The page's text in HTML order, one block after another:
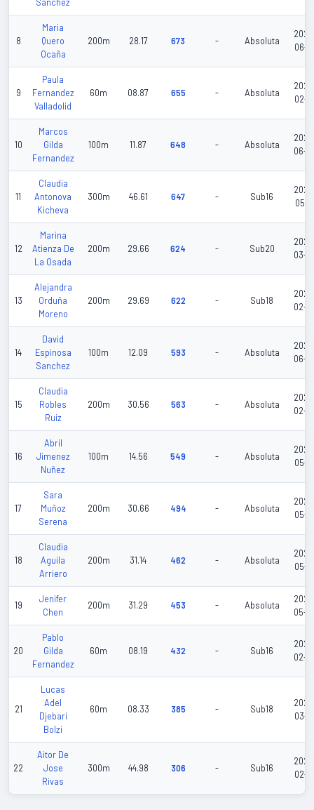
Sanchez
8
Maria
Quero
Ocaña
200m 28.17 673 - Absoluta
06-
9
Paula
Fernandez
Valladolid
60m 08.87 655 - Absoluta
02-
10
Marcos
Gilda
Fernandez
100m 11.87 648 - Absoluta
06-
11
Claudia
Antonova
Kicheva
300m 46.61 647 - Sub16
05-
12
Marina
Atienza De
La Osada
200m 29.66 624 - Sub20
03-
13
Alejandra
Orduña
Moreno
200m 29.69 622 - Sub18
02-
14
David
Espinosa
Sanchez
100m 12.09 593 - Absoluta
06-
15
Claudia
Robles
Ruiz
200m 30.56 563 - Absoluta
02-
16
Abril
Jimenez
Nuñez
100m 14.56 549 - Absoluta
05-
17
Sara
Muñoz
Serena
200m 30.66 494 - Absoluta
05-
18
Claudia
Aguila
Arriero
200m 31.14 462 - Absoluta
05-
19
Jenifer
Chen
200m 31.29 453 - Absoluta
05-
20
Pablo
Gilda
Fernandez
60m 08.19 432 - Sub16
02-
21
Lucas
Adel
Djebari
Bolzi
60m 08.33 385 - Sub18
03-
22
Aitor De
Jose
Rivas
300m 44.98 306 - Sub16
02-